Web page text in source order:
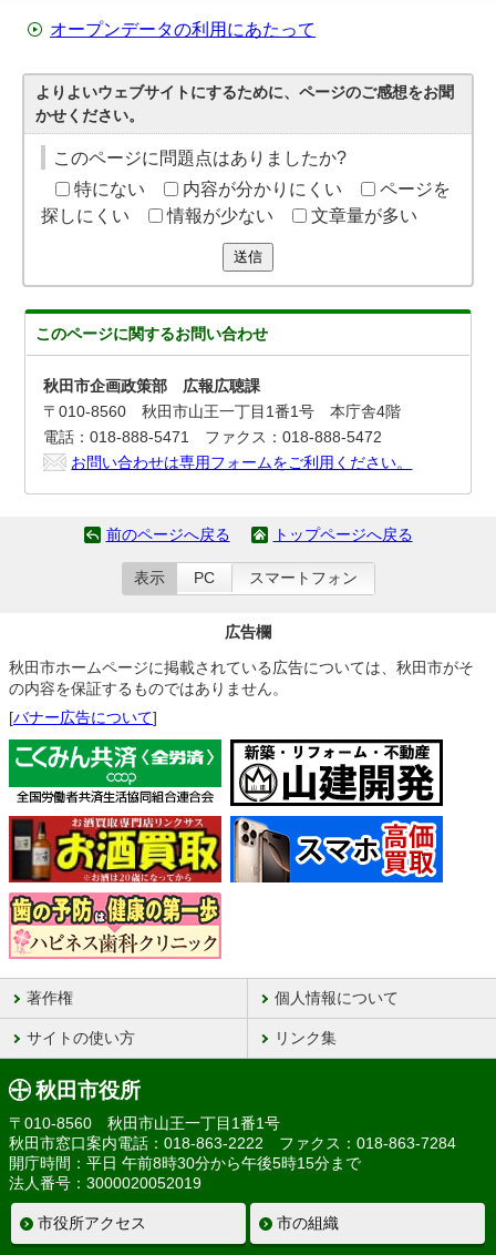
オープンデータの利用にあたって
よりよいウェブサイトにするために、ページのご感想をお聞
かせください。
このページに問題点はありましたか?
特にない
内容が分かりにくい
ページを
探しにくい
情報が少ない 文章量が多い
送信
このページに関するお問い合わせ
秋田市企画政策部 広報広聴課
〒010-8560 秋田市山王一丁目1番1号 本庁舎4階
電話：018-888-5471 ファクス：018-888-5472
お問い合わせは専用フォームをご利用ください。
前のページへ戻る トップページへ戻る
表示 PC スマートフォン
広告欄
秋田市ホームページに掲載されている広告については、秋田市がそ
の内容を保証するものではありません。
[バナー広告について]
著作権 個人情報について
サイトの使い方 リンク集
秋田市役所
〒010-8560 秋田市山王一丁目1番1号
秋田市窓口案内電話：018-863-2222 ファクス：018-863-7284
開庁時間：平日 午前8時30分から午後5時15分まで
法人番号：3000020052019
市役所アクセス 市の組織